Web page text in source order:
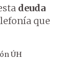
deuda
que
ÚH